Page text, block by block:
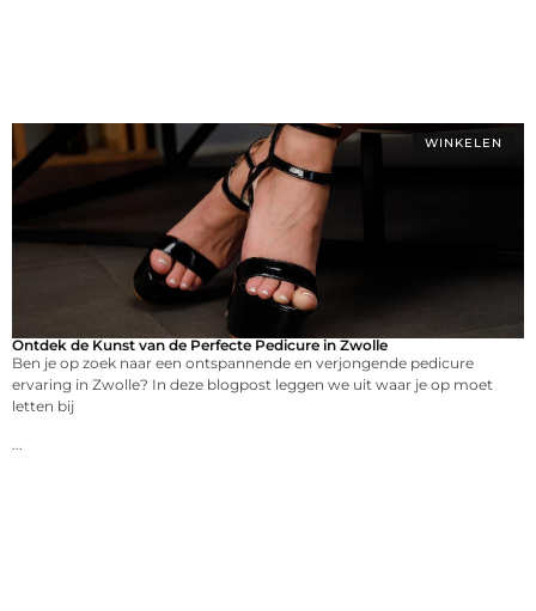
WINKELEN
Ontdek de Kunst van de Perfecte Pedicure in Zwolle
Ben je op zoek naar een ontspannende en verjongende pedicure
ervaring in Zwolle? In deze blogpost leggen we uit waar je op moet
letten bij
...